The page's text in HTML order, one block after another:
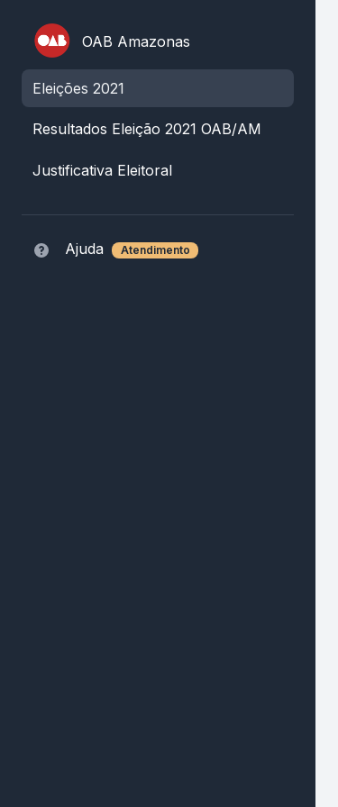
OAB Amazonas
Eleições 2021
Resultados Eleição 2021 OAB/AM
Justificativa Eleitoral
Ajuda Atendimento